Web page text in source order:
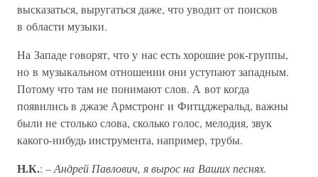
высказаться, выругаться даже, что уводит от поисков
в области музыки.
На Западе говорят, что у нас есть хорошие рок-группы,
но в музыкальном отношении они уступают западным.
Потому что там не понимают слов. А вот когда
появились в джазе Армстронг и Фитцджеральд, важны
были не столько слова, сколько голос, мелодия, звук
какого-нибудь инструмента, например, трубы.
Н.К.: – Андрей Павлович, я вырос на Ваших песнях.